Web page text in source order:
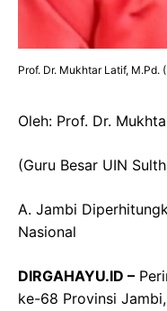
Prof. Dr. Mukhtar Latif, M.Pd.
Oleh: Prof. Dr.
(Guru Besar UIN
​A. Jambi
Nasional
​DIRGAHAYU.ID –
ke-68 Provinsi